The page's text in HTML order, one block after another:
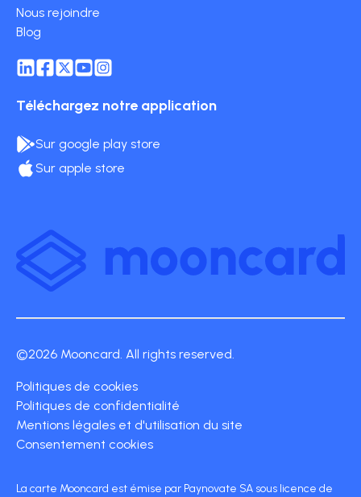
Nous rejoindre
Blog
Téléchargez notre application
Sur google play store
Sur apple store
©2026 Mooncard. All rights reserved.
Politiques de cookies
Politiques de confidentialité
Mentions légales et d'utilisation du site
Consentement cookies
La carte Mooncard est émise par Paynovate SA sous licence de